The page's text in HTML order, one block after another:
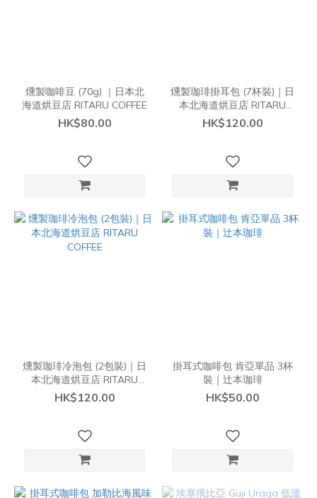
燻製咖啡豆 (70g) ｜日本北
海道烘豆店 RITARU COFFEE
HK$80.00
燻製珈琲掛耳包 (7杯裝)｜日
本北海道烘豆店 RITARU
COFFEE
HK$120.00
燻製珈琲冷泡包 (2包裝)｜日
本北海道烘豆店 RITARU
COFFEE
HK$120.00
掛耳式咖啡包 肯亞單品 3杯
裝｜辻本珈琲
HK$50.00